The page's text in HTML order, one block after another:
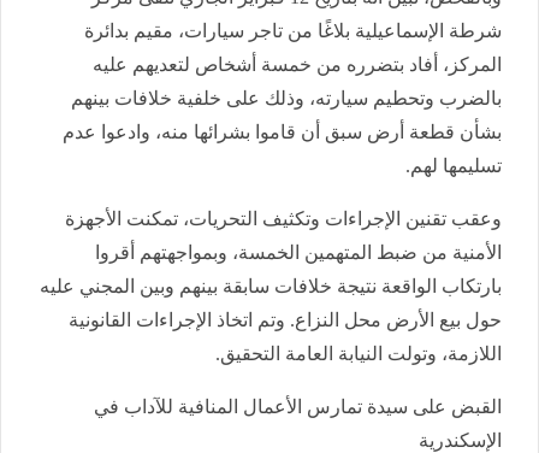
شرطة الإسماعيلية بلاغًا من تاجر سيارات، مقيم بدائرة
المركز، أفاد بتضرره من خمسة أشخاص لتعديهم عليه
بالضرب وتحطيم سيارته، وذلك على خلفية خلافات بينهم
بشأن قطعة أرض سبق أن قاموا بشرائها منه، وادعوا عدم
تسليمها لهم.
وعقب تقنين الإجراءات وتكثيف التحريات، تمكنت الأجهزة
الأمنية من ضبط المتهمين الخمسة، وبمواجهتهم أقروا
بارتكاب الواقعة نتيجة خلافات سابقة بينهم وبين المجني عليه
حول بيع الأرض محل النزاع. وتم اتخاذ الإجراءات القانونية
اللازمة، وتولت النيابة العامة التحقيق.
القبض على سيدة تمارس الأعمال المنافية للآداب في
الإسكندرية